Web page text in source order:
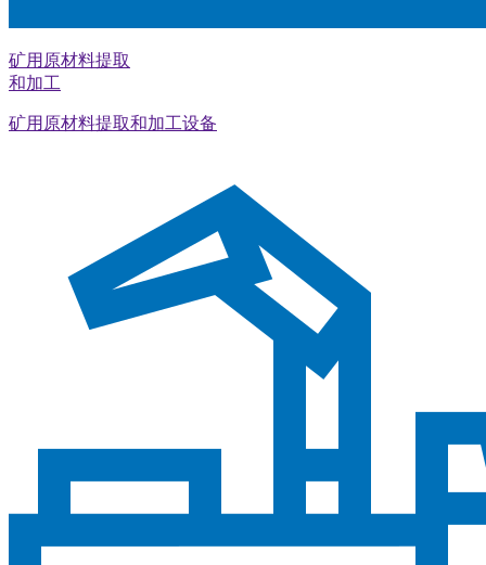
矿用原材料提取
和加工
矿用原材料提取和加工设备